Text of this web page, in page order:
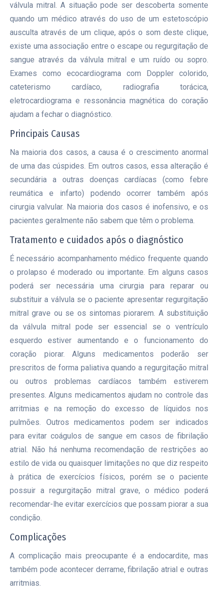
válvula mitral. A situação pode ser descoberta somente
quando um médico através do uso de um estetoscópio
ausculta através de um clique, após o som deste clique,
existe uma associação entre o escape ou regurgitação de
sangue através da válvula mitral e um ruído ou sopro.
Exames como ecocardiograma com Doppler colorido,
cateterismo cardíaco, radiografia torácica,
eletrocardiograma e ressonância magnética do coração
ajudam a fechar o diagnóstico.
Principais Causas
Na maioria dos casos, a causa é o crescimento anormal
de uma das cúspides. Em outros casos, essa alteração é
secundária a outras doenças cardíacas (como febre
reumática e infarto) podendo ocorrer também após
cirurgia valvular. Na maioria dos casos é inofensivo, e os
pacientes geralmente não sabem que têm o problema.
Tratamento e cuidados após o diagnóstico
É necessário acompanhamento médico frequente quando
o prolapso é moderado ou importante. Em alguns casos
poderá ser necessária uma cirurgia para reparar ou
substituir a válvula se o paciente apresentar regurgitação
mitral grave ou se os sintomas piorarem. A substituição
da válvula mitral pode ser essencial se o ventrículo
esquerdo estiver aumentando e o funcionamento do
coração piorar. Alguns medicamentos poderão ser
prescritos de forma paliativa quando a regurgitação mitral
ou outros problemas cardíacos também estiverem
presentes. Alguns medicamentos ajudam no controle das
arritmias e na remoção do excesso de líquidos nos
pulmões. Outros medicamentos podem ser indicados
para evitar coágulos de sangue em casos de fibrilação
atrial. Não há nenhuma recomendação de restrições ao
estilo de vida ou quaisquer limitações no que diz respeito
à prática de exercícios físicos, porém se o paciente
possuir a regurgitação mitral grave, o médico poderá
recomendar-lhe evitar exercícios que possam piorar a sua
condição.
Complicações
A complicação mais preocupante é a endocardite, mas
também pode acontecer derrame, fibrilação atrial e outras
arritmias.